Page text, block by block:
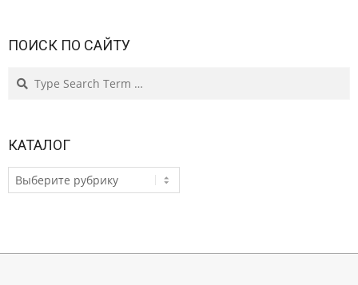
ПОИСК ПО САЙТУ
Search
КАТАЛОГ
КАТАЛОГ